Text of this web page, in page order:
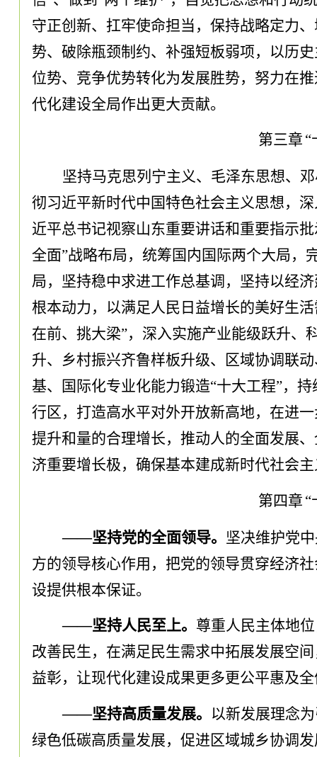
守正创新、扛牢使命担当 ， 保持战略定力
势、破除瓶颈制约、补强短板弱项，
以历
位势、竞争优势转化为发展胜势， 努力在
代化建设全局作出更大贡献。
第三章 “
坚持马克思列宁主义、毛泽东思想、
彻习近平新时代中国特色社会主义思想，
近平总书记视察山东重要讲话和重要指示
全面”战略布局， 统筹国内国际两个大局，
局， 坚持稳中求进工作总基调 ，
坚持以经
根本动力 ，
以满足人民日益增长的美好生
在前、挑大梁”， 深入实施产业能级跃升、
升、乡村振兴齐鲁样板升级、区域协调联
基、国际化专业化能力锻造“十大工程”， 持
行区， 打造高水平对外开放新高地， 在进
提升和量的合理增长， 推动人的全面发展
济重要增长极， 确保基本建成新时代社会
第四章 “
——坚持党的全面领导。 坚决维护党
方的领导核心作用 ， 把党的领导贯穿经济
设提供根本保证。
——坚持人民至上。 尊重人民主体地位
改善民生 ， 在满足民生需求中拓展发展空间
益彰， 让现代化建设成果更多更公平惠及
——坚持高质量发展。 以新发展理念
绿色低碳高质量发展， 促进区域城乡协调发